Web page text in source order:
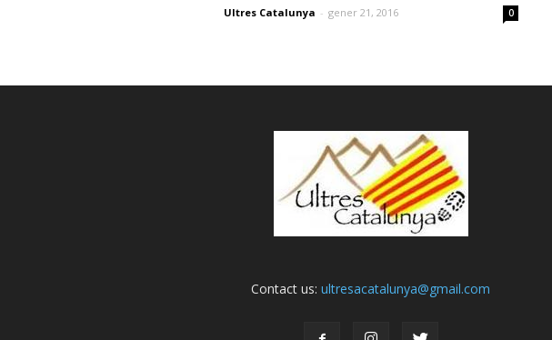
Ultres Catalunya - gener 21, 2016 0
Contact us:ultresacatalunya@gmail.com